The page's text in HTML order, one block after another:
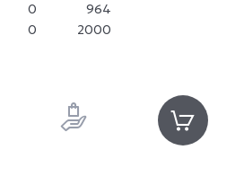
0
964
0 2000